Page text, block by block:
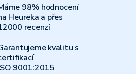
98% hodnocení
Heureka a přes
recenzí
kvalitu s
9001:2015